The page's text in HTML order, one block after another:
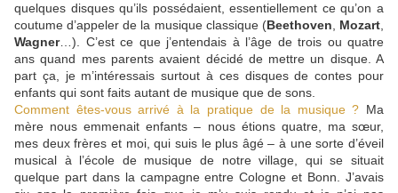
quelques disques qu’ils possédaient, essentiellement ce qu’on a
coutume d’appeler de la musique classique (Beethoven Mozart
Wagner…). C’est ce que j’entendais à l’âge de trois ou quatre
ans quand mes parents avaient décidé de mettre un disque. A
part ça, je m’intéressais surtout à ces disques de contes pour
enfants qui sont faits autant de musique que de sons.
Comment êtes-vous arrivé à la pratique de la musique ? Ma
mère nous emmenait enfants – nous étions quatre, ma sœur,
mes deux frères et moi, qui suis le plus âgé – à une sorte d’éveil
musical à l’école de musique de notre village, qui se situait
quelque part dans la campagne entre Cologne et Bonn. J’avais